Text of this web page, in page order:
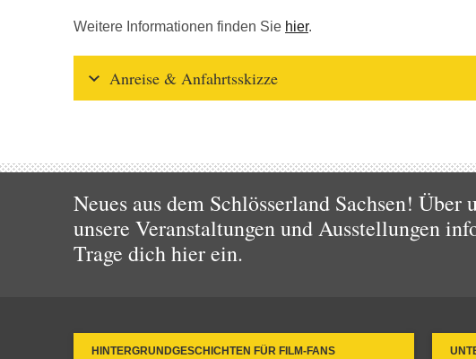
Weitere Informationen finden Sie hier.
Anreise & Anfahrtsskizze
Neues aus dem Schlösserland Sachsen!
unsere Veranstaltungen und Ausstellungen
Trage dich hier ein.
HINTERGRUNDGESCHICHTEN FÜR FILM-FANS